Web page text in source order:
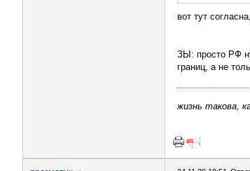
вот тут
ЗЫ: просто РФ
границ, а не
жизнь такова,